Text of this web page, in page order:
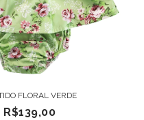
FLORAL VERDE
R$139,00